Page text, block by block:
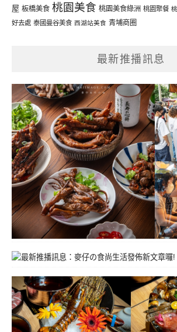
屋 板橋美食 桃園美食 桃園美食綠洲 桃園聚餐
好去處 泰國曼谷美食 西湖站美食 青埔商圈
最新推播訊息